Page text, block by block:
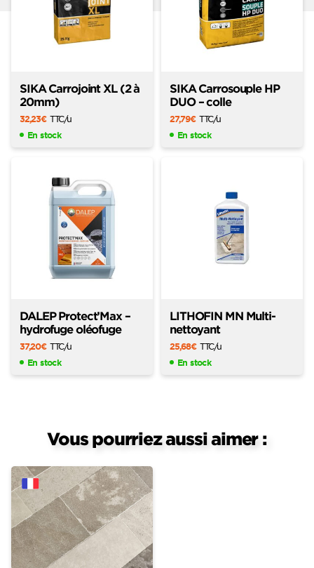
SIKA Carrojoint XL (2 à
20mm)
32,23€ TTC/u
En stock
SIKA Carrosouple HP
DUO – colle
27,79€ TTC/u
En stock
DALEP Protect’Max –
hydrofuge oléofuge
37,20€ TTC/u
En stock
LITHOFIN MN Multi-
nettoyant
25,68€ TTC/u
En stock
Vous pourriez aussi aimer :